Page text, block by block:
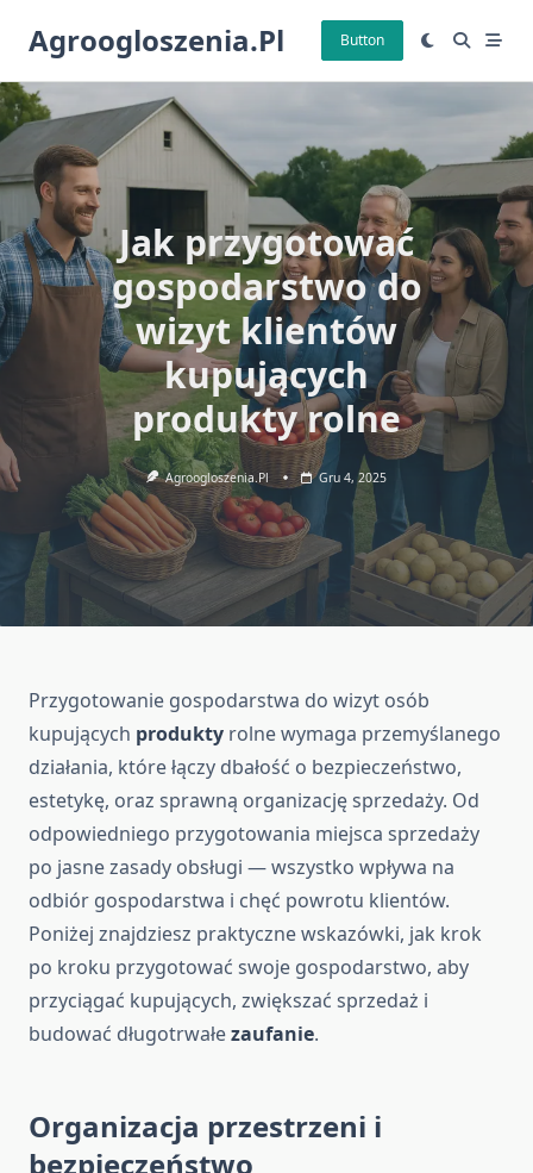
Agroogloszenia.pl Button
Jak przygotować
gospodarstwo do
wizyt klientów
kupujących
produkty rolne
Agroogloszenia.pl Gru 4, 2025
Przygotowanie gospodarstwa do wizyt osób
kupujących produkty rolne wymaga przemyślanego
działania, które łączy dbałość o bezpieczeństwo,
estetykę, oraz sprawną organizację sprzedaży. Od
odpowiedniego przygotowania miejsca sprzedaży
po jasne zasady obsługi — wszystko wpływa na
odbiór gospodarstwa i chęć powrotu klientów.
Poniżej znajdziesz praktyczne wskazówki, jak krok
po kroku przygotować swoje gospodarstwo, aby
przyciągać kupujących, zwiększać sprzedaż i
budować długotrwałezaufanie.
Organizacja przestrzeni i
bezpieczeństwo